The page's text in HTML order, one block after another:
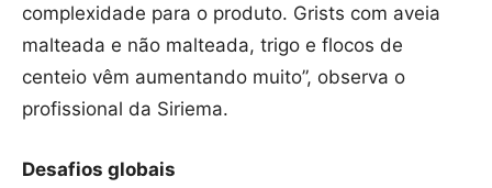
complexidade para o produto. Grists com aveia
malteada e não malteada, trigo e flocos de
centeio vêm aumentando muito”, observa o
profissional da Siriema.
Desafios globais